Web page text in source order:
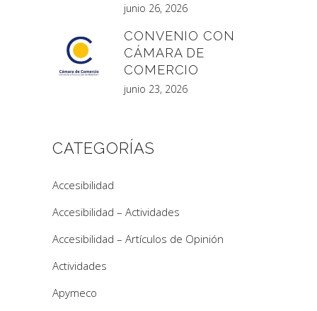
junio 26, 2026
CONVENIO CON
CÁMARA DE
COMERCIO
junio 23, 2026
CATEGORÍAS
Accesibilidad
Accesibilidad – Actividades
Accesibilidad – Artículos de Opinión
Actividades
Apymeco